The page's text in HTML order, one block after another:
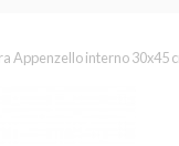
Appenzello interno 30x45